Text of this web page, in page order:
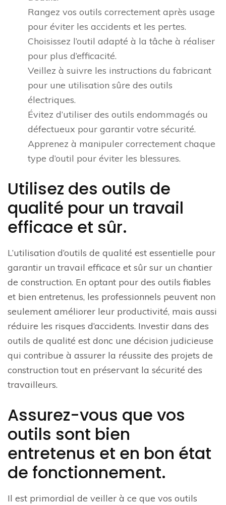
Rangez vos outils correctement après usage
pour éviter les accidents et les pertes.
Choisissez l’outil adapté à la tâche à réaliser
pour plus d’efficacité.
Veillez à suivre les instructions du fabricant
pour une utilisation sûre des outils
électriques.
Évitez d’utiliser des outils endommagés ou
défectueux pour garantir votre sécurité.
Apprenez à manipuler correctement chaque
type d’outil pour éviter les blessures.
Utilisez des outils de
qualité pour un travail
efficace et sûr.
L’utilisation d’outils de qualité est essentielle pour
garantir un travail efficace et sûr sur un chantier
de construction. En optant pour des outils fiables
et bien entretenus, les professionnels peuvent non
seulement améliorer leur productivité, mais aussi
réduire les risques d’accidents. Investir dans des
outils de qualité est donc une décision judicieuse
qui contribue à assurer la réussite des projets de
construction tout en préservant la sécurité des
travailleurs.
Assurez-vous que vos
outils sont bien
entretenus et en bon état
de fonctionnement.
Il est primordial de veiller à ce que vos outils